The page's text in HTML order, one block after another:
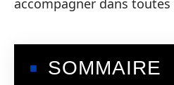
accompagner dans toutes
SOMMAIRE